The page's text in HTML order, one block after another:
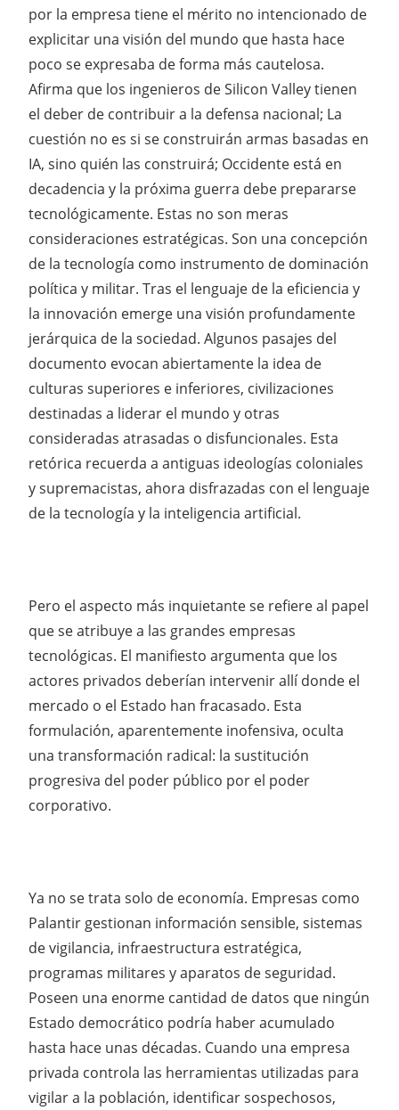
por la empresa tiene el mérito no intencionado de
explicitar una visión del mundo que hasta hace
poco se expresaba de forma más cautelosa.
Afirma que los ingenieros de Silicon Valley tienen
el deber de contribuir a la defensa nacional; La
cuestión no es si se construirán armas basadas en
IA, sino quién las construirá; Occidente está en
decadencia y la próxima guerra debe prepararse
tecnológicamente. Estas no son meras
consideraciones estratégicas. Son una concepción
de la tecnología como instrumento de dominación
política y militar. Tras el lenguaje de la eficiencia y
la innovación emerge una visión profundamente
jerárquica de la sociedad. Algunos pasajes del
documento evocan abiertamente la idea de
culturas superiores e inferiores, civilizaciones
destinadas a liderar el mundo y otras
consideradas atrasadas o disfuncionales. Esta
retórica recuerda a antiguas ideologías coloniales
y supremacistas, ahora disfrazadas con el lenguaje
de la tecnología y la inteligencia artificial.
Pero el aspecto más inquietante se refiere al papel
que se atribuye a las grandes empresas
tecnológicas. El manifiesto argumenta que los
actores privados deberían intervenir allí donde el
mercado o el Estado han fracasado. Esta
formulación, aparentemente inofensiva, oculta
una transformación radical: la sustitución
progresiva del poder público por el poder
corporativo.
Ya no se trata solo de economía. Empresas como
Palantir gestionan información sensible, sistemas
de vigilancia, infraestructura estratégica,
programas militares y aparatos de seguridad.
Poseen una enorme cantidad de datos que ningún
Estado democrático podría haber acumulado
hasta hace unas décadas. Cuando una empresa
privada controla las herramientas utilizadas para
vigilar a la población, identificar sospechosos,